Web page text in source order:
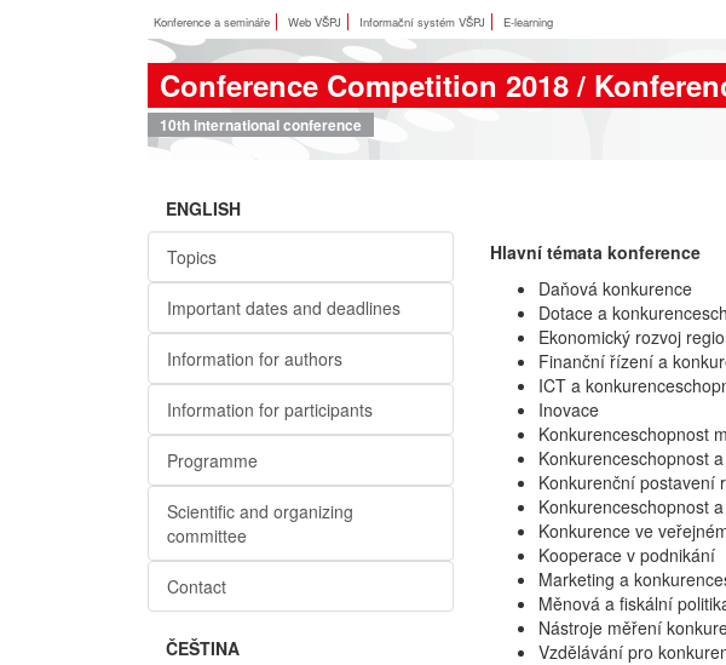
Konference a semináře Web VŠPJ Informační systém VŠPJ E-learning
Conference Competition 2018 /
10th international conference
ENGLISH
Topics
Important dates and deadlines
Information for authors
Information for participants
Programme
Scientific and organizing
committee
Contact
ČEŠTINA
Hlavní témata konference
Daňová konkurence
Dotace a
Ekonomický rozvoj
Finanční řízení a
ICT a
Inovace
Konkurenceschopnost
Konkurenceschopnost
Konkurenční postavení
Konkurenceschopnost
Konkurence ve
Kooperace v podnikání
Marketing a
Měnová a fiskální
Nástroje měření
Vzdělávání pro